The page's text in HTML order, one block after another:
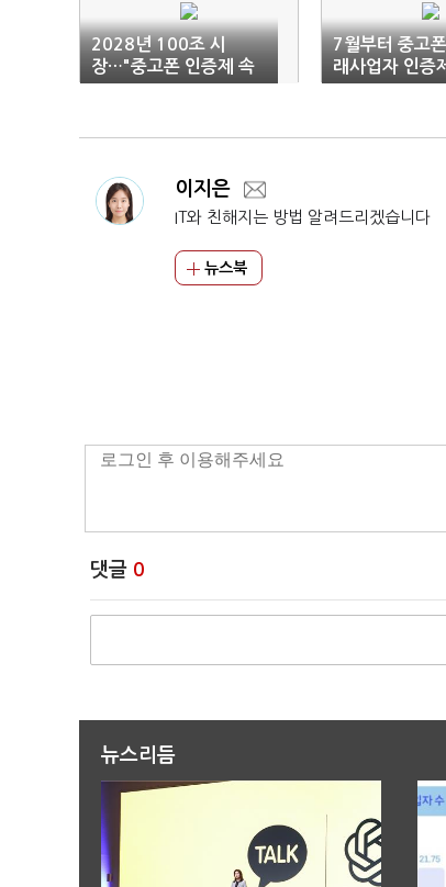
2028년 100조 시
장…"중고폰 인증제 속
도 내겠다"
7월부터 중고
래사업자 인증
이지은
IT와 친해지는 방법 알려드리겠습니다
뉴스북
댓글 0
뉴스리듬